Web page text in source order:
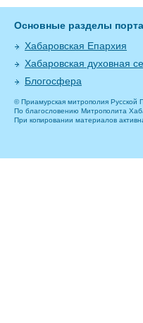
Основные разделы
Хабаровская Епархия
Хабаровская духовная
Блогосфера
© Приамурская митрополия Русской
По благословению Митрополита
При копировании материалов